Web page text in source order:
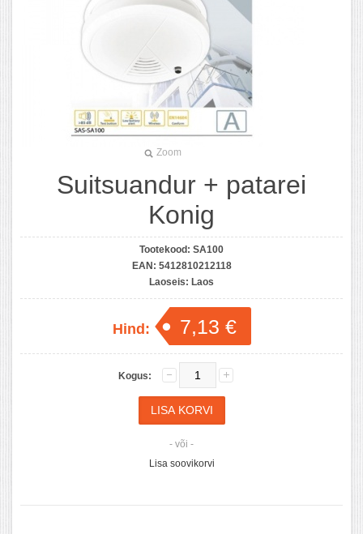
Zoom
Suitsuandur + patarei
Konig
Tootekood: SA100
EAN: 5412810212118
Laoseis: Laos
Hind: 7,13 €
Kogus:
- või -
Lisa soovikorvi